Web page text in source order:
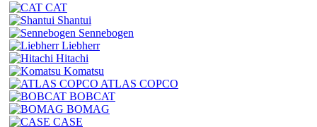
CAT
Shantui
Sennebogen
Liebherr
Hitachi
Komatsu
ATLAS COPCO
BOBCAT
BOMAG
CASE